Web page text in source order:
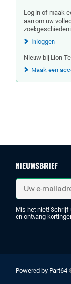
Log in of maak
aan om uw
Inloggen
Nieuw bij Lion
Maak een
NIEUWSBRIEF
Uw
mailadres
Mis het niet! Schrijf
en ontvang
Powered by Part64